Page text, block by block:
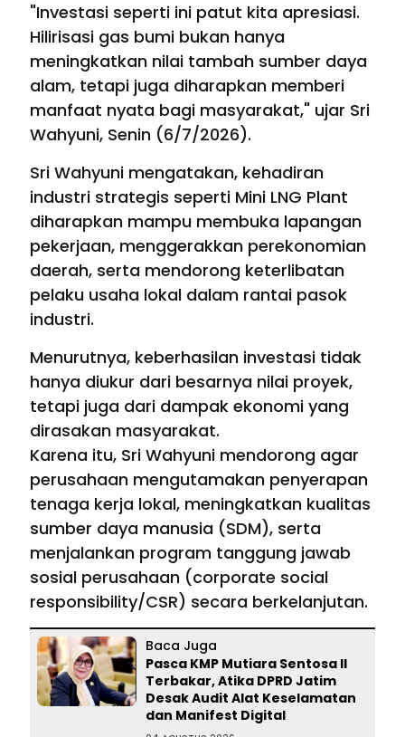
"Investasi seperti ini patut kita apresiasi.
Hilirisasi gas bumi bukan hanya
meningkatkan nilai tambah sumber daya
alam, tetapi juga diharapkan memberi
manfaat nyata bagi masyarakat," ujar Sri
Wahyuni, Senin (6/7/2026).
Sri Wahyuni mengatakan, kehadiran
industri strategis seperti Mini LNG Plant
diharapkan mampu membuka lapangan
pekerjaan, menggerakkan perekonomian
daerah, serta mendorong keterlibatan
pelaku usaha lokal dalam rantai pasok
industri.
Menurutnya, keberhasilan investasi tidak
hanya diukur dari besarnya nilai proyek,
tetapi juga dari dampak ekonomi yang
dirasakan masyarakat.
Karena itu, Sri Wahyuni mendorong agar
perusahaan mengutamakan penyerapan
tenaga kerja lokal, meningkatkan kualitas
sumber daya manusia (SDM), serta
menjalankan program tanggung jawab
sosial perusahaan (corporate social
responsibility/CSR) secara berkelanjutan.
Baca Juga
Pasca KMP Mutiara Sentosa II
Terbakar, Atika DPRD Jatim
Desak Audit Alat Keselamatan
dan Manifest Digital